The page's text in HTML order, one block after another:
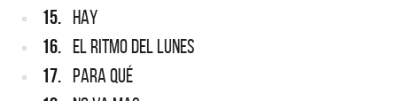
15. HAY
16. EL RITMO DEL LUNES
17. PARA QUÉ